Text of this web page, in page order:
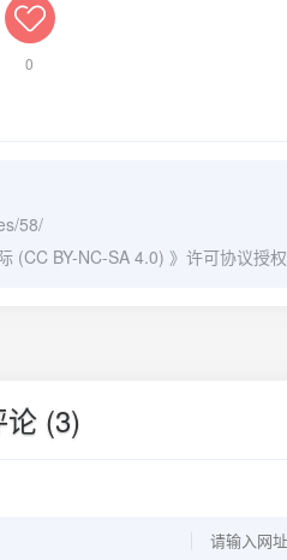
0
58/
(CC BY-NC-SA 4.0) 》许可协议授权
论 (3)